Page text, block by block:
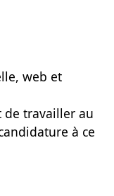
web et
de travailler au
à ce